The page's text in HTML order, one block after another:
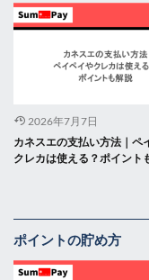
2026年7月7日
カネスエの支払い方法｜ペ
クレカは使える？ポイント
ポイントの貯め方